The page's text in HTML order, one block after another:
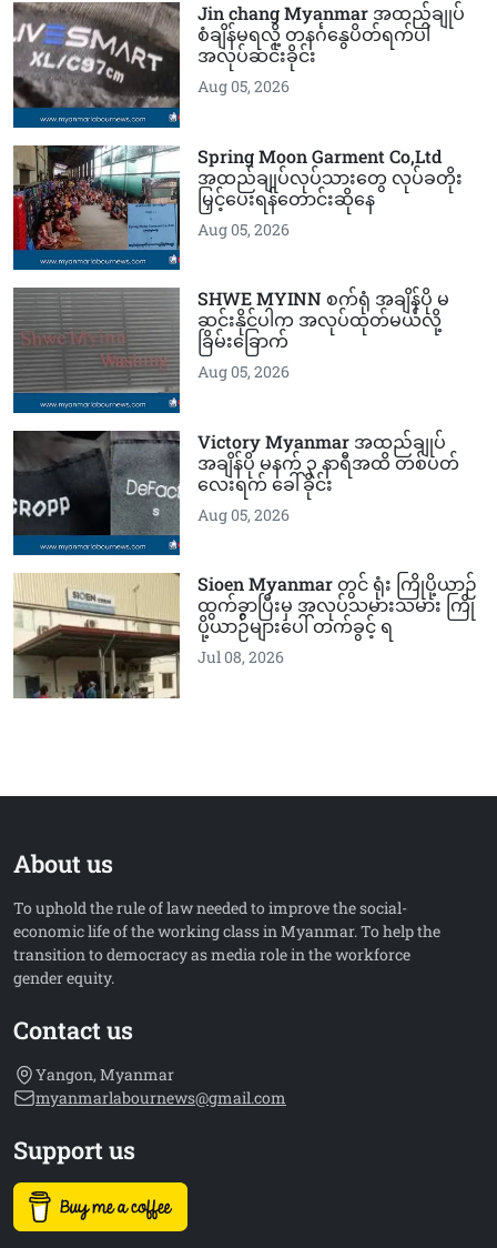
Jin chang Myanmar အထည်ချုပ်
စံချိန်မရလို့ တနင်္ဂနွေပိတ်ရက်ပါ
အလုပ်ဆင်းခိုင်း
Aug 05, 2026
Spring Moon Garment Co,Ltd
အထည်ချုပ်လုပ်သားတွေ လုပ်ခတိုး
မြှင့်ပေးရန်တောင်းဆိုနေ
Aug 05, 2026
SHWE MYINN စက်ရုံ အချိန်ပို မ
ဆင်းနိုင်ပါက အလုပ်ထုတ်မယ်လို့
ခြိမ်းခြောက်
Aug 05, 2026
Victory Myanmar အထည်ချုပ်
အချိန်ပို မနက် ၃ နာရီအထိ တစ်ပတ်
လေးရက် ခေါ်ခိုင်း
Aug 05, 2026
Sioen Myanmar တွင် ရုံး ကြိုပို့ယာဉ်
ထွက်ခွာပြီးမှ အလုပ်သမားသမား ကြို
ပို့ယာဉ်များပေါ် တက်ခွင့် ရ
Jul 08, 2026
About us
To uphold the rule of law needed to improve the social-
economic life of the working class in Myanmar. To help the
transition to democracy as media role in the workforce
gender equity.
Contact us
Yangon, Myanmar
myanmarlabournews@gmail.com
Support us